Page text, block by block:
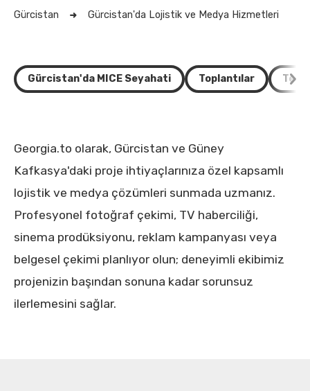
Gürcistan Gürcistan'da Lojistik ve Medya Hizmetleri
Gürcistan'da MICE Seyahati Toplantılar
Georgia.to olarak, Gürcistan ve Güney
Kafkasya'daki proje ihtiyaçlarınıza özel kapsamlı
lojistik ve medya çözümleri sunmada uzmanız.
Profesyonel fotoğraf çekimi, TV haberciliği,
sinema prodüksiyonu, reklam kampanyası veya
belgesel çekimi planlıyor olun; deneyimli ekibimiz
projenizin başından sonuna kadar sorunsuz
ilerlemesini sağlar.